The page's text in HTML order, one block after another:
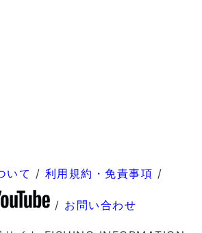
いて / 利用規約・免責事項 /
/ お問い合わせ